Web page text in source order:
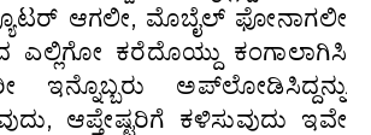
ಆಗಲೀ, ಮೊಬೈಲ್ ಫೋನಾಗಲೀ
ಎಲ್ಲಿಗೋ ಕರೆದೊಯ್ದು ಕಂಗಾಲಾಗಿಸಿ
ಇನ್ನೊಬ್ಬರು ಅಪ್‌ಲೋಡಿಸಿದ್ದನ್ನು
ಆಪ್ತೇಷ್ಟರಿಗೆ ಕಳಿಸುವುದು ಇವೇ